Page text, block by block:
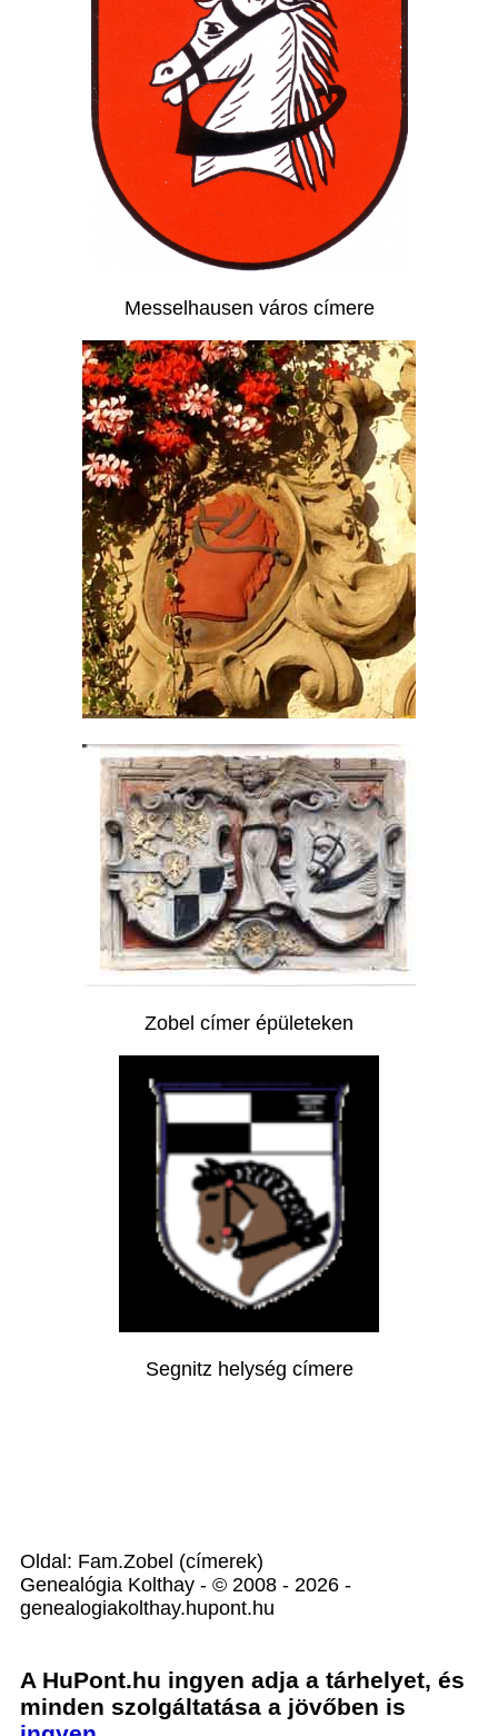
Messelhausen város címere
Zobel címer épületeken
Segnitz helység címere
Oldal: Fam.Zobel (címerek)
Genealógia Kolthay - © 2008 - 2026 -
genealogiakolthay.hupont.hu
A HuPont.hu ingyen adja a tárhelyet, és
minden szolgáltatása a jövőben is